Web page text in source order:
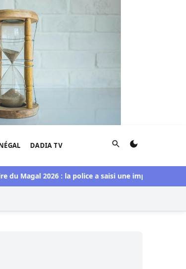
DADIA TV Rechercher
2026 : la police a saisi une importante de